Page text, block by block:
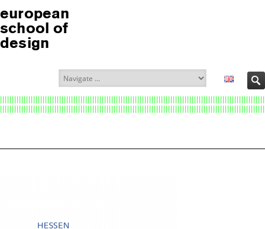
european
school of
design